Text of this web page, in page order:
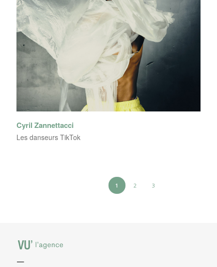
Cyril Zannettacci
Les danseurs TikTok
1 2 3
—